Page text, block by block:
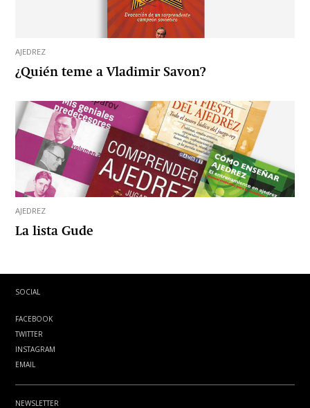
AJEDREZ
¿Quién teme a Vladimir Savon?
AJEDREZ
La lista Gude
SOCIAL
FACEBOOK
TWITTER
INSTAGRAM
EMAIL
NEWSLETTER